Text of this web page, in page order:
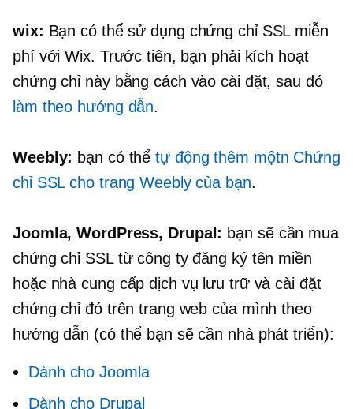
wix: Bạn có thể sử dụng chứng chỉ SSL miễn
phí với Wix. Trước tiên, bạn phải kích hoạt
chứng chỉ này bằng cách vào cài đặt, sau đó
làm theo hướng dẫn.
Weebly: bạn có thểtự động thêm mộtn Chứng
chỉ SSL cho trang Weebly của bạn.
Joomla, WordPress, Drupal: bạn sẽ cần mua
chứng chỉ SSL từ công ty đăng ký tên miền
hoặc nhà cung cấp dịch vụ lưu trữ và cài đặt
chứng chỉ đó trên trang web của mình theo
hướng dẫn (có thể bạn sẽ cần nhà phát triển):
Dành cho Joomla
Dành cho Drupal